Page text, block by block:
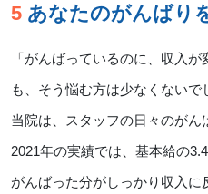
5 あなたのがんばり
「がんばっているのに、収入
も、そう悩む方は少なくないで
当院は、スタッフの日々のがん
2021年の実績では、基本給の
がんばった分がしっかり収入